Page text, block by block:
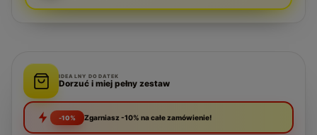
IDEALNY DODATEK
Dorzuć i miej pełny zestaw
-10% Zgarniasz -10% na całe zamówienie!